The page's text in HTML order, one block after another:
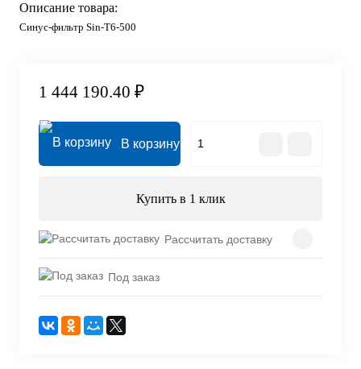
Описание товара:
Синус-фильтр Sin-T6-500
1 444 190.40 ₽
В корзину
Купить в 1 клик
Рассчитать доставку
Под заказ